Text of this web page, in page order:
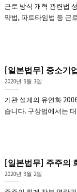
근로 방식 개혁 관련법
약법, 파트타임법 등 근
[일본법무] 중소기
2020년 9월 3일
기관 설계의 유연화
습니다. 구상법에서는
[일본법무] 주주의
2020년 9월 2일